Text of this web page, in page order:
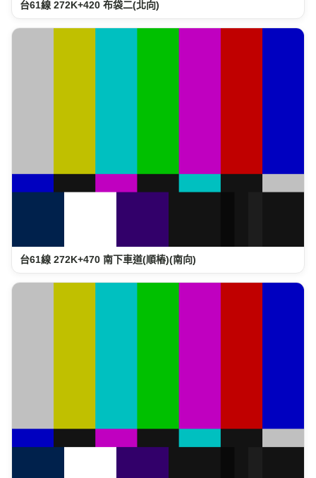
台61線 272K+420 布袋二(北向)
台61線 272K+470 南下車道(順樁)(南向)